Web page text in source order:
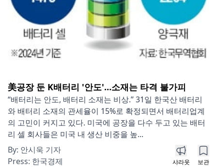
美공장 둔 K배터리 '안도'…소재는 타격 불가피
“배터리는 안도, 배터리 소재는 비상.” 31일 한국산 배터리
와 배터리 소재의 관세율이 15%로 확정되면서 배터리업계
의 고민이 커지고 있다. 미국에 공장을 다수 두고 있는 배터
리 셀 회사들은 미국 내 생산 비중을 높...
By: 안시욱 기자
Press: 한국경제 샤라웃 보관